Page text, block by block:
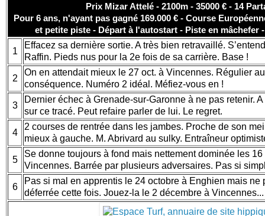
Prix Mizar Attelé - 2100m - 35000 € - 14
Pour 6 ans, n'ayant pas gagné 169.000 € - Course
et petite piste - Départ à l'autostart - Piste en mâchefer
1
Effacez sa dernière sortie. A très bien retravaillé.
Raffin. Pieds nus pour la 2e fois de sa carrière. Base !
2
On en attendait mieux le 27 oct. à Vincennes. Régulier
conséquence. Numéro 2 idéal. Méfiez-vous en !
3
Dernier échec à Grenade-sur-Garonne à ne pas retenir.
sur ce tracé. Peut refaire parler de lui. Le regret.
4
2 courses de rentrée dans les jambes. Proche de son
mieux à gauche. M. Abrivard au sulky. Entraîneur
5
Se donne toujours à fond mais nettement dominée les
Vincennes. Barrée par plusieurs adversaires. Pas si
6
Pas si mal en apprentis le 24 octobre à Enghien mais ne
déferrée cette fois. Jouez-la le 2 décembre à